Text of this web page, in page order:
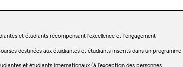
et étudiants récompensant l'excellence et l'engagement
destinées aux étudiantes et étudiants inscrits dans un programme